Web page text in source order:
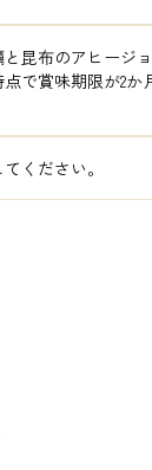
と昆布のアヒージ
で賞味期限が2か
ください。